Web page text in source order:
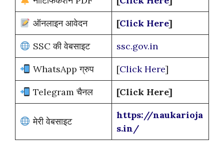
ऑनलाइन आवेदन
[Click Here]
SSC की वेबसाइट
ssc.gov.in
WhatsApp ग्रुप
[Click Here]
Telegram चैनल
[Click Here]
मेरी वेबसाइट
https://naukarioja
s.in/